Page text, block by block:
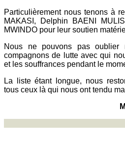
Particulièrement nous tenons à
MAKASI, Delphin BAENI
MWINDO pour leur soutien
Nous ne pouvons pas oublier
compagnons de lutte avec qui
et les souffrances pendant le
La liste étant longue, nous
tous ceux là qui nous ont tendu